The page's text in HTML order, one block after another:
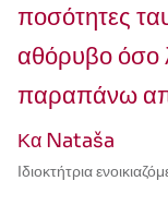
ποσότητες
αθόρυβο όσο
παραπάνω
Κα Nataša
Ιδιοκτήτρια